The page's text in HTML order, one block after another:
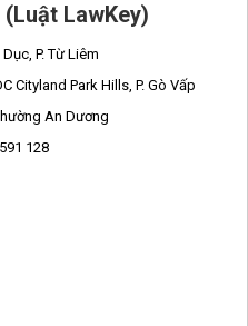
LawKey)
P. Từ Liêm
Cityland Park Hills, P. Gò Vấp
An Dương
128